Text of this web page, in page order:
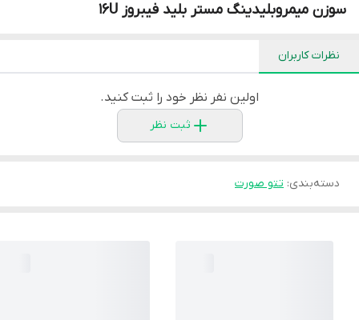
سوزن میمروبلیدینگ مستر بلید فیبروز 16U
نظرات کاربران
اولین نفر نظر خود را ثبت کنید.
ثبت نظر
دسته‌بندی: تتو صورت